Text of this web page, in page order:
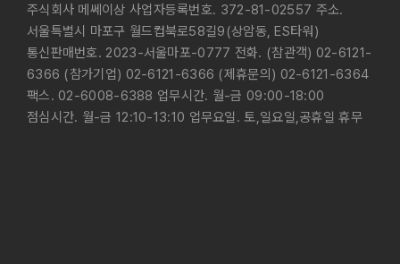
주식회사 메쎄이상 사업자등록번호. 372-81-02557 주소.
서울특별시 마포구 월드컵북로58길9(상암동, ES타워)
통신판매번호. 2023-서울마포-0777 전화. (참관객) 02-6121-
6366 (참가기업) 02-6121-6366 (제휴문의) 02-6121-6364
팩스. 02-6008-6388 업무시간. 월-금 09:00-18:00
점심시간. 월-금 12:10-13:10 업무요일. 토,일요일,공휴일 휴무